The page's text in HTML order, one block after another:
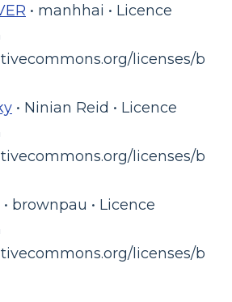
• manhhai • Licence
licenses/b
• Ninian Reid • Licence
licenses/b
• brownpau • Licence
licenses/b